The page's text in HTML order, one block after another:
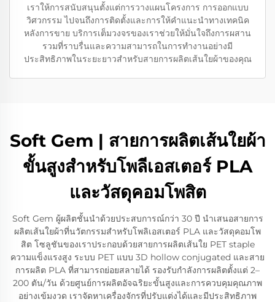
เราให้การสนับสนุนตั้งแต่การวางแผนโครงการ การออกแบบ
วิศวกรรม ไปจนถึงการติดตั้งและการให้คำแนะนำทางเทคนิค
หลังการขาย บริการเต็มวงจรของเราช่วยให้มั่นใจถึงการผสาน
รวมที่ราบรื่นและความสามารถในการทำงานอย่างมี
ประสิทธิภาพในระยะยาวสำหรับสายการผลิตเส้นใยผ้าของคุณ
Soft Gem | สายการผลิตเส้นใยผ้า
ขั้นสูงสำหรับโพลีเอสเตอร์ PLA
และวัสดุคอมโพสิต
Soft Gem ผู้ผลิตชั้นนำด้วยประสบการณ์กว่า 30 ปี นำเสนอสายการ
ผลิตเส้นใยผ้าที่นวัตกรรมสำหรับโพลิเอสเตอร์ PLA และวัสดุคอมโพ
สิต โซลูชันของเราประกอบด้วยสายการผลิตเส้นใย PET staple
ความแข็งแรงสูง ระบบ PET แบบ 3D hollow conjugated และสาย
การผลิต PLA ที่สามารถย่อยสลายได้ รองรับกำลังการผลิตตั้งแต่ 2–
200 ตัน/วัน ด้วยศูนย์การผลิตอัจฉริยะขั้นสูงและการควบคุมคุณภาพ
อย่างเข้มงวด เราจัดหาเครื่องจักรที่ปรับแต่งได้และมีประสิทธิภาพ